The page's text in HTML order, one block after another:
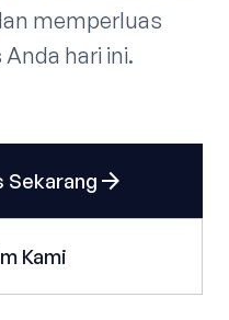
memperluas
hari ini.
Sekarang arrow_forward
Kami